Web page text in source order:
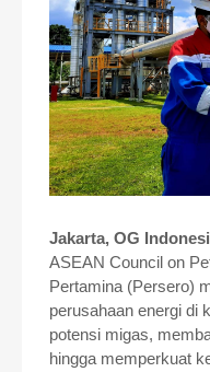
Jakarta, OG
ASEAN Council on
Pertamina (Persero)
perusahaan energi di
potensi migas,
hingga memperkuat